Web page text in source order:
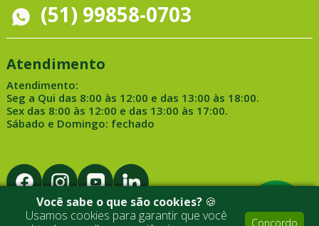
(51) 99858-0703
Atendimento
Atendimento:
Seg a Qui das 8:00 às 12:00 e das 13:00 às 18:00.
Sex das 8:00 às 12:00 e das 13:00 às 17:00.
Sábado e Domingo: fechado
Você sabe o que são cookies? 🍪
Usamos cookies para garantir que você
Concordo